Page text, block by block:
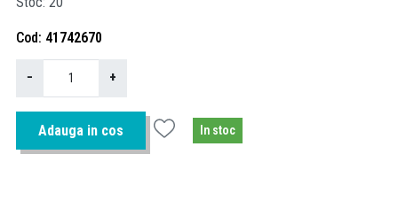
Cod 41742670
− +
Adauga in cos In stoc